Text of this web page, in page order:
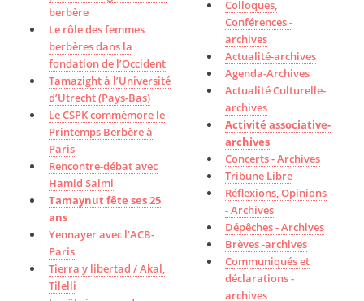
berbère
Le rôle des femmes
berbères dans la
fondation de l’Occident
Tamazight à l’Université
d’Utrecht (Pays-Bas)
Le CSPK commémore le
Printemps Berbère à
Paris
Rencontre-débat avec
Hamid Salmi
Tamaynut fête ses 25
ans
Yennayer avec l’ACB-
Paris
Tierra y libertad / Akal,
Tilelli
Colloques,
Conférences -
archives
Actualité-archives
Agenda-Archives
Actualité Culturelle-
archives
Activité associative-
archives
Concerts - Archives
Tribune Libre
Réflexions, Opinions
- Archives
Dépêches - Archives
Brèves -archives
Communiqués et
déclarations -
archives